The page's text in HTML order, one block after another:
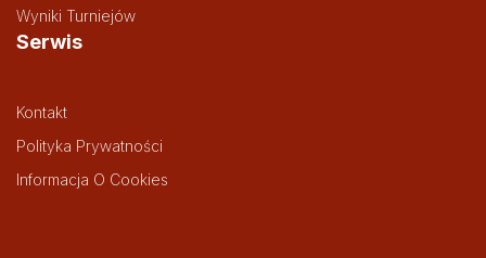
Wyniki Turniejów
Serwis
Kontakt
Polityka Prywatności
Informacja O Cookies